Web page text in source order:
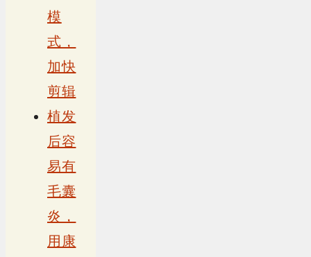
模
式，
加快
剪辑
植发
后容
易有
毛囊
炎，
用康